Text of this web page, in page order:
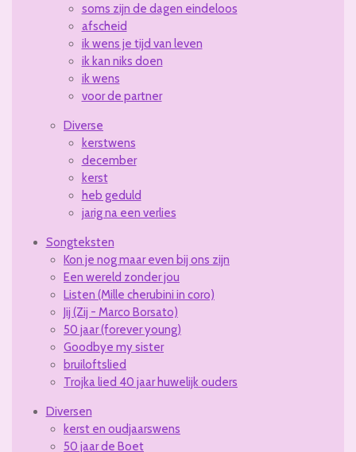
soms zijn de dagen eindeloos
afscheid
ik wens je tijd van leven
ik kan niks doen
ik wens
voor de partner
Diverse
kerstwens
december
kerst
heb geduld
jarig na een verlies
Songteksten
Kon je nog maar even bij ons zijn
Een wereld zonder jou
Listen (Mille cherubini in coro)
Jij (Zij - Marco Borsato)
50 jaar (forever young)
Goodbye my sister
bruiloftslied
Trojka lied 40 jaar huwelijk ouders
Diversen
kerst en oudjaarswens
50 jaar de Boet